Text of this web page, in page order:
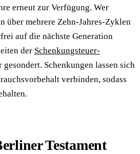
erneut zur Verfügung. Wer
über mehrere Zehn-Jahres-Zyklen
auf die nächste Generation
der Schenkungsteuer-
Schenkungen lassen sich
verbinden, sodass
Testament